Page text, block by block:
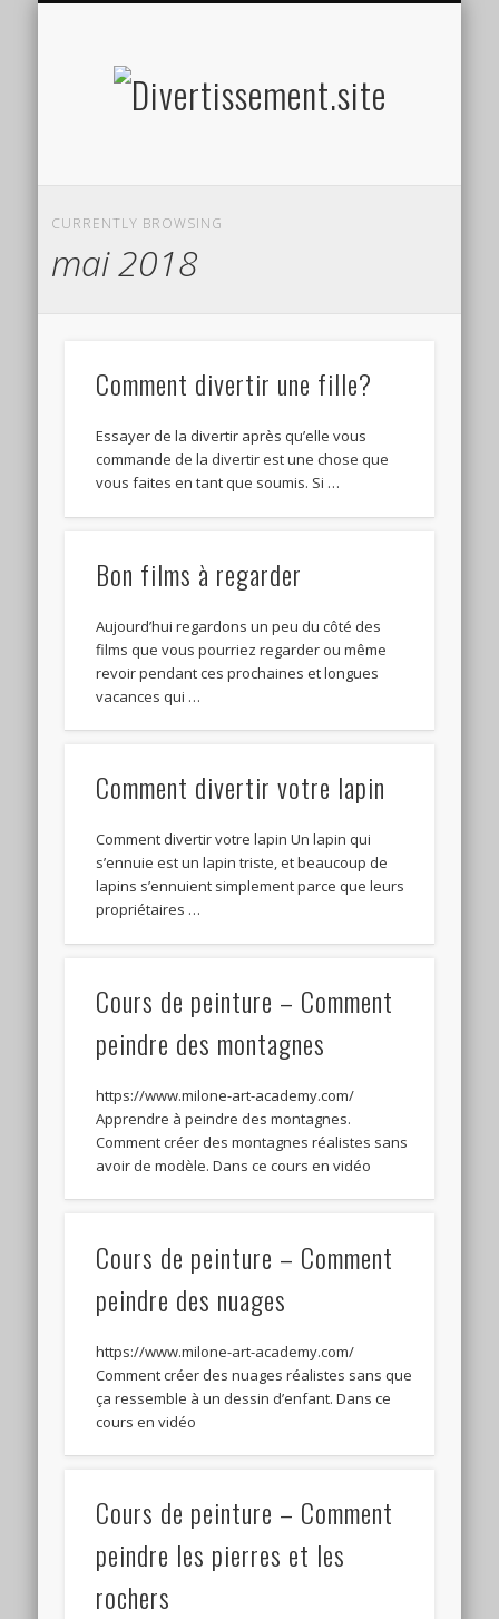
CURRENTLY BROWSING
mai 2018
Comment divertir une fille?
Essayer de la divertir après qu’elle vous
commande de la divertir est une chose que
vous faites en tant que soumis. Si …
Bon films à regarder
Aujourd’hui regardons un peu du côté des
films que vous pourriez regarder ou même
revoir pendant ces prochaines et longues
vacances qui …
Comment divertir votre lapin
Comment divertir votre lapin Un lapin qui
s’ennuie est un lapin triste, et beaucoup de
lapins s’ennuient simplement parce que leurs
propriétaires …
Cours de peinture – Comment
peindre des montagnes
https://www.milone-art-academy.com/
Apprendre à peindre des montagnes.
Comment créer des montagnes réalistes sans
avoir de modèle. Dans ce cours en vidéo
Cours de peinture – Comment
peindre des nuages
https://www.milone-art-academy.com/
Comment créer des nuages réalistes sans que
ça ressemble à un dessin d’enfant. Dans ce
cours en vidéo
Cours de peinture – Comment
peindre les pierres et les
rochers